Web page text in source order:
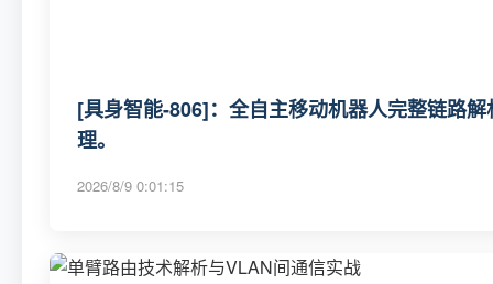
[具身智能-806]：全自主移动机器人完整链路
理。
2026/8/9 0:01:15